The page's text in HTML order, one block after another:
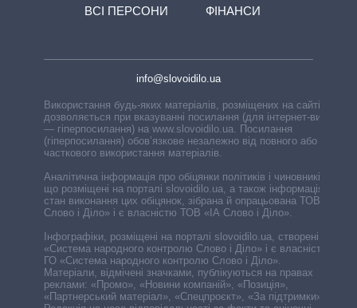
ВСІ ПЕРСОНИ
ФІНАНСИ
info@slovoidilo.ua
Використання будь-яких матеріалів, розміщених на сайті,
дозволяється при вказуванні посилання (для інтернет-видань
— гіперпосилання) на www.slovoidilo.ua. Посилання
(гіперпосилання) обов’язкове незалежно від повного або
часткового використання матеріалів.
Аналітична інформація про обіцянки політиків і чиновників,
що розміщені на порталі slovoidilo.ua, а також інформація про
стан виконання цих обіцянок, зібрана й опрацьована ТОВ «ІА
Слово і Діло» і є власністю ТОВ «ІА Слово і Діло».
Інфографіки, розміщені на порталі slovoidilo.ua, створені ГО
«Система народного контролю Слово і Діло» і є власністю
ГО «Система народного контролю Слово і Діло».
Матеріали, відмічені значками, публікуються на правах
реклами: «Промо», «Новини компаній», «Позиція»,
«Партнерський матеріал», «Спецпроєкт», «За підтримки».